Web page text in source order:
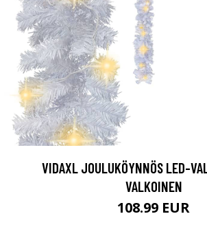
VIDAXL JOULUKÖYNNÖS LED-
VALKOINEN
108.99 EUR